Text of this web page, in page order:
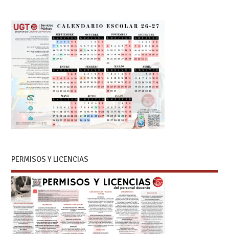
PERMISOS Y LICENCIAS